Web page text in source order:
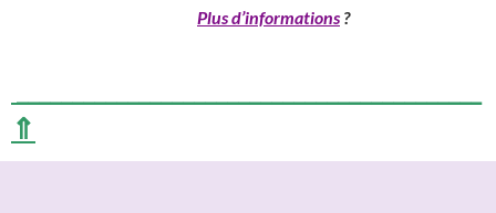
Plus d’informations ?
⇑